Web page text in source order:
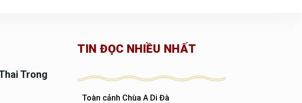
Trong
TIN ĐỌC NHIỀU NHẤT
Toàn cảnh Chùa A Di Đà